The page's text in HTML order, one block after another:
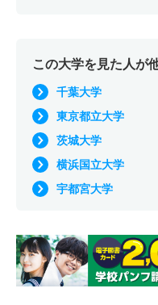
この大学を見た人が
千葉大学
東京都立大学
茨城大学
横浜国立大学
宇都宮大学